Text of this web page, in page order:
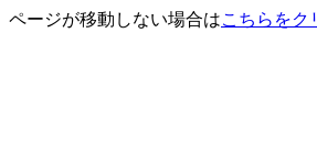
ページが移動しない場合はこちらをク